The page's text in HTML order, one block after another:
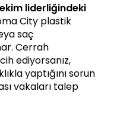
liderliğindeki
City plastik
saç
Cerrah
ediyorsanız,
yaptığını sorun
vakaları talep